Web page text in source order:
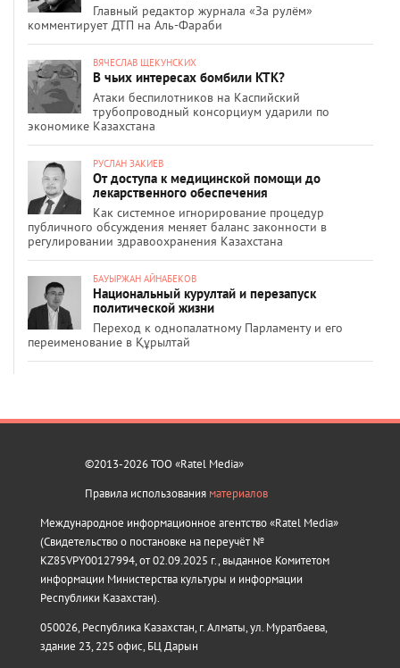
Главный редактор журнала «За рулём»
комментирует ДТП на Аль-Фараби
ВЯЧЕСЛАВ ЩЕКУНСКИХ
В чьих интересах бомбили КТК?
Атаки беспилотников на Каспийский
трубопроводный консорциум ударили по
экономике Казахстана
РУСЛАН ЗАКИЕВ
От доступа к медицинской помощи до
лекарственного обеспечения
Как системное игнорирование процедур
публичного обсуждения меняет баланс законности в
регулировании здравоохранения Казахстана
БАУЫРЖАН АЙНАБЕКОВ
Национальный курултай и перезапуск
политической жизни
Переход к однопалатному Парламенту и его
переименование в Құрылтай
©2013-2026 ТОО «Ratel Media»
Правила использования материалов
Международное информационное агентство «Ratel Media»
(Свидетельство о постановке на переучёт №
KZ85VPY00127994, от 02.09.2025 г., выданное Комитетом
информации Министерства культуры и информации
Республики Казахстан).
050026, Республика Казахстан, г. Алматы, ул. Муратбаева,
здание 23, 225 офис, БЦ Дарын